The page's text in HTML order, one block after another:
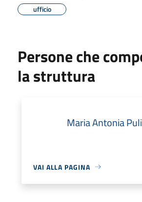
ufficio
Persone che
la struttura
Maria Antonia
VAI ALLA PAGINA